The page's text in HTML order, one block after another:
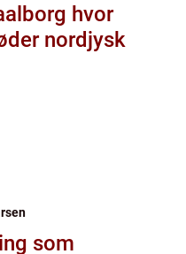
hvor
nordjysk
som